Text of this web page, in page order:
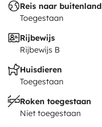
Reis naar buitenland
Toegestaan
Rijbewijs
Rijbewijs B
Huisdieren
Toegestaan
Roken toegestaan
Niet toegestaan